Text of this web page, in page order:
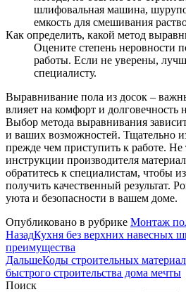
шлифовальная машина,
емкость для смешивания
Как определить, какой метод
Оцените степень неровности
работы. Если не уверены,
специалисту.
Выравнивание пола из досок –
влияет на комфорт и долговечность
Выбор метода выравнивания
и ваших возможностей. Тщательно
прежде чем приступить к работе. Не
инструкции производителя
обратитесь к специалистам, чтобы
получить качественный результат.
уюта и безопасности в вашем доме.
Опубликовано в рубрике Монтаж
НазадКухня без верхних навесных
преимущества
ДальшеКоды строительных
быстрого строительства дома мечты
Поиск